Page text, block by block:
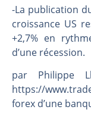
-La publication
croissance US
+2,7% en
d’une récession.
par Philippe
https://
forex d’une